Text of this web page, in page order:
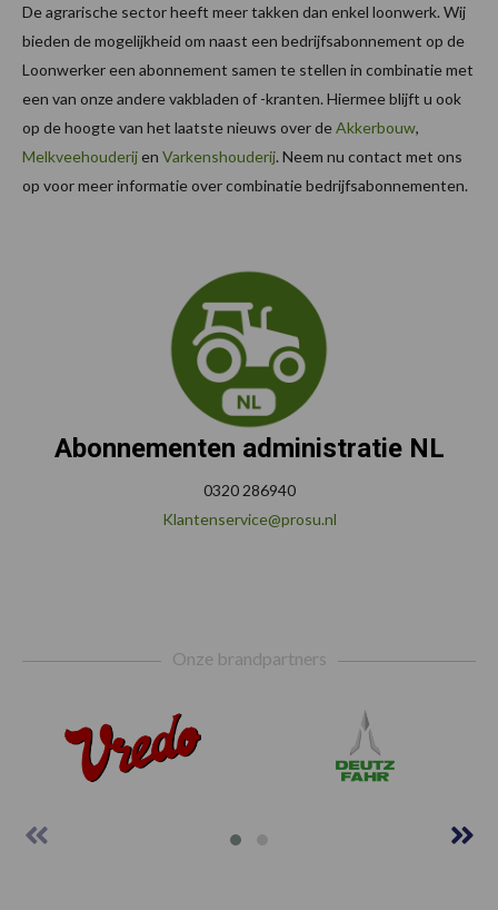
De agrarische sector heeft meer takken dan enkel loonwerk. Wij
bieden de mogelijkheid om naast een bedrijfsabonnement op de
Loonwerker een abonnement samen te stellen in combinatie met
een van onze andere vakbladen of -kranten. Hiermee blijft u ook
op de hoogte van het laatste nieuws over deAkkerbouw,
Melkveehouderijen Varkenshouderij. Neem nu contact met ons
op voor meer informatie over combinatie bedrijfsabonnementen.
Abonnementen administratie NL
0320 286940
Klantenservice@prosu.nl
Onze brandpartners